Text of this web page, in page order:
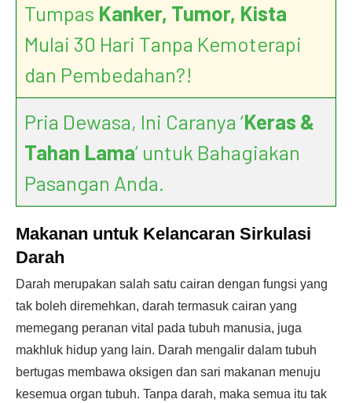
Tumpas Kanker, Tumor, Kista
Mulai 30 Hari Tanpa Kemoterapi
dan Pembedahan?!
Pria Dewasa, Ini Caranya ‘Keras &
Tahan Lama’ untuk Bahagiakan
Pasangan Anda.
Makanan untuk Kelancaran Sirkulasi
Darah
Darah merupakan salah satu cairan dengan fungsi yang
tak boleh diremehkan, darah termasuk cairan yang
memegang peranan vital pada tubuh manusia, juga
makhluk hidup yang lain. Darah mengalir dalam tubuh
bertugas membawa oksigen dan sari makanan menuju
kesemua organ tubuh. Tanpa darah, maka semua itu tak